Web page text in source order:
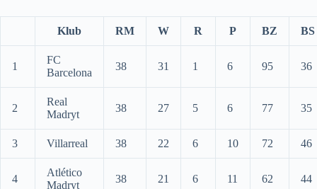
Klub RM W R P BZ BS
1
FC
Barcelona
38 31 1 6 95 36
2
Real
Madryt
38 27 5 6 77 35
3 Villarreal 38 22 6 10 72 46
4
Atlético
Madryt
38 21 6 11 62 44